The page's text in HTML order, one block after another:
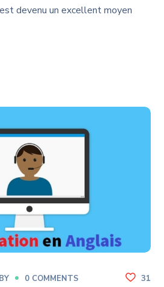
devenu un excellent moyen
BY 0 COMMENTS 31